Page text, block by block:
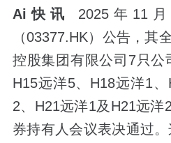
Ai快讯
2025年11
（03377.HK）公告，其
控股集团有限公司7只公
H15远洋5、H18远洋1
2、H21远洋1及H21远
券持有人会议表决通过